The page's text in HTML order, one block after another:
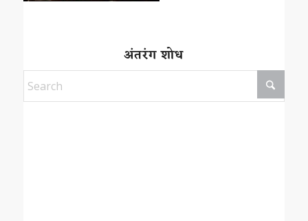
अंतरंग शोध